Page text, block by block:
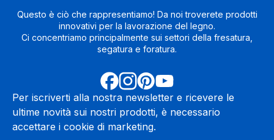
Questo è ciò che rappresentiamo! Da noi troverete prodotti
innovativi per la lavorazione del legno.
Ci concentriamo principalmente sui settori della fresatura,
segatura e foratura.
Per iscriverti alla nostra newsletter e ricevere le
ultime novità sui nostri prodotti, è necessario
accettare i cookie di marketing.